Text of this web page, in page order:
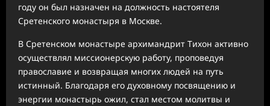
году он был назначен на должность настоятеля
Сретенского монастыря в Москве.
В Сретенском монастыре архимандрит Тихон активно
осуществлял миссионерскую работу, проповедуя
православие и возвращая многих людей на путь
истинный. Благодаря его духовному посвящению и
энергии монастырь ожил, стал местом молитвы и